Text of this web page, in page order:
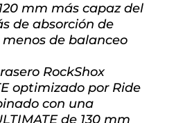
mm más capaz del
de absorción de
de balanceo
RockShox
optimizado por Ride
con una
de 130 mm